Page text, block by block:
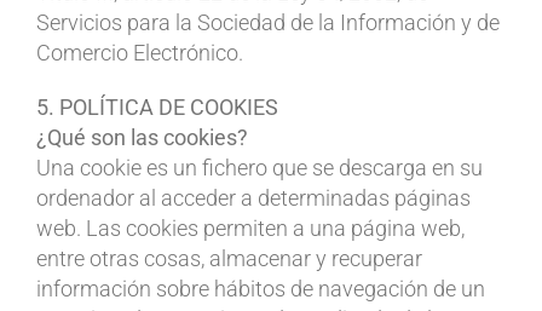
Servicios para la Sociedad de la Información y de
Comercio Electrónico.
5. POLÍTICA DE COOKIES
¿Qué son las cookies?
Una cookie es un fichero que se descarga en su
ordenador al acceder a determinadas páginas
web. Las cookies permiten a una página web,
entre otras cosas, almacenar y recuperar
información sobre hábitos de navegación de un